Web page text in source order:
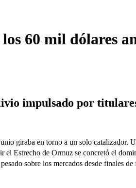
60 mil dólares
impulsado por
giraba en torno a un solo catalizador.
el Estrecho de Ormuz se concretó el
sobre los mercados desde finales de